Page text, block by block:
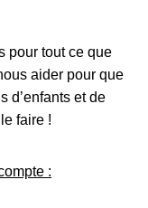
pour tout ce que
aider pour que
d’enfants et de
faire !
: